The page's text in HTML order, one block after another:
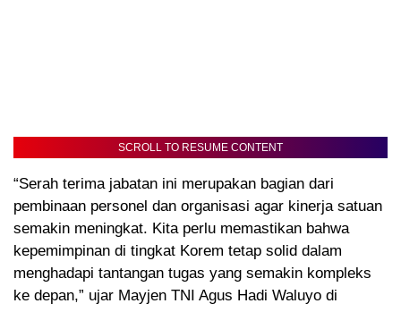
SCROLL TO RESUME CONTENT
“Serah terima jabatan ini merupakan bagian dari
pembinaan personel dan organisasi agar kinerja satuan
semakin meningkat. Kita perlu memastikan bahwa
kepemimpinan di tingkat Korem tetap solid dalam
menghadapi tantangan tugas yang semakin kompleks
ke depan,” ujar Mayjen TNI Agus Hadi Waluyo di